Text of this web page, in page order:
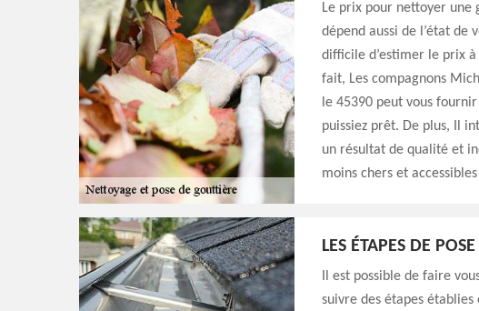
Le prix pour nettoyer une
dépend aussi de l’état de
difficile d’estimer le prix
fait, Les compagnons
le 45390 peut vous
puissiez prêt. De plus, Il
un résultat de qualité et
moins chers et
LES ÉTAPES DE
Il est possible de faire
suivre des étapes établies